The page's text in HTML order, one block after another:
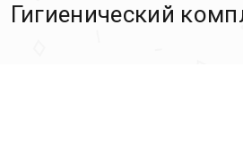
Гигиенический